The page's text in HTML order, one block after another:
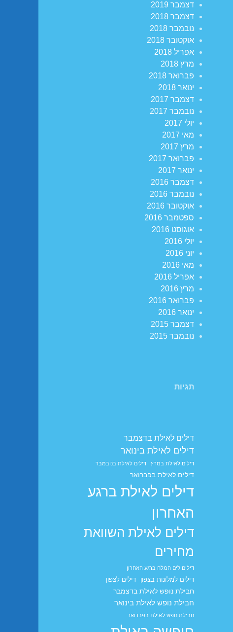
דצמבר 2019
דצמבר 2018
נובמבר 2018
אוקטובר 2018
אפריל 2018
מרץ 2018
פברואר 2018
ינואר 2018
דצמבר 2017
נובמבר 2017
יולי 2017
מאי 2017
מרץ 2017
פברואר 2017
ינואר 2017
דצמבר 2016
נובמבר 2016
אוקטובר 2016
ספטמבר 2016
אוגוסט 2016
יולי 2016
יוני 2016
מאי 2016
אפריל 2016
מרץ 2016
פברואר 2016
ינואר 2016
דצמבר 2015
נובמבר 2015
תגיות
דילים לאילת בדצמבר
דילים לאילת בינואר
דילים לאילת במרץ דילים לאילת בנובמבר
דילים לאילת בפברואר
דילים לאילת ברגע
האחרון
דילים לאילת השוואת
מחירים
דילים לים המלח ברגע האחרון
דילים למלונות בצפון דילים לצפון
חבילת נופש לאילת בדצמבר
חבילת נופש לאילת בינואר
חבילת נופש לאילת בפברואר